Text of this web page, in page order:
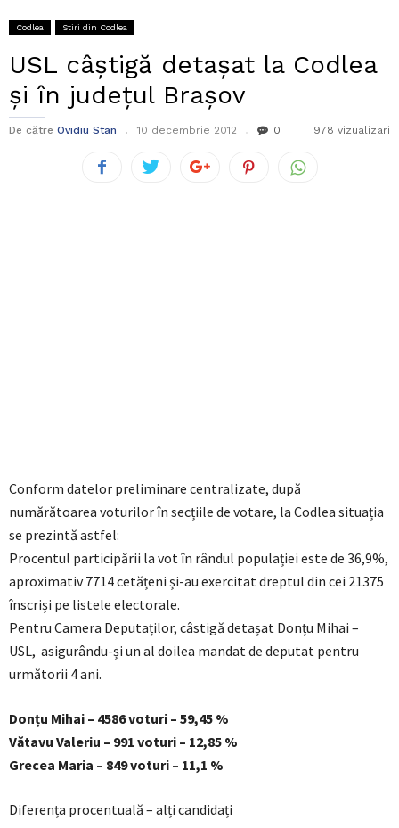
Codlea Stiri din Codlea
USL câștigă detașat la Codlea
și în județul Brașov
De către Ovidiu Stan 10 decembrie 2012 0 978 vizualizari
Conform datelor preliminare centralizate, după
numărătoarea voturilor în secțiile de votare, la Codlea situația
se prezintă astfel:
Procentul participării la vot în rândul populației este de 36,9%,
aproximativ 7714 cetățeni și-au exercitat dreptul din cei 21375
înscriși pe listele electorale.
Pentru Camera Deputaților, câstigă detașat Donțu Mihai –
USL, asigurându-și un al doilea mandat de deputat pentru
următorii 4 ani.
Donțu Mihai – 4586 voturi – 59,45 %
Vătavu Valeriu – 991 voturi – 12,85 %
Grecea Maria – 849 voturi – 11,1 %
Diferența procentuală – alți candidați